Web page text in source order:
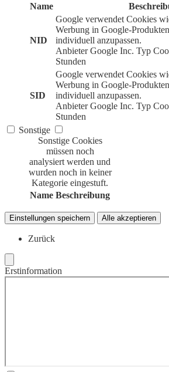
Name
NID
Google verwendet Cookies
Werbung in Google-
individuell anzupassen.
Anbieter Google Inc. Typ
Stunden
SID
Google verwendet Cookies
Werbung in Google-
individuell anzupassen.
Anbieter Google Inc. Typ
Stunden
Sonstige
Sonstige Cookies
müssen noch
analysiert werden und
wurden noch in keiner
Kategorie eingestuft.
Name Beschreibung
Einstellungen speichern Alle akzeptieren
Zurück
Erstinformation